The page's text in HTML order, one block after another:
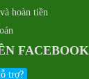
hoàn tiền
FACEBOOK
trợ?